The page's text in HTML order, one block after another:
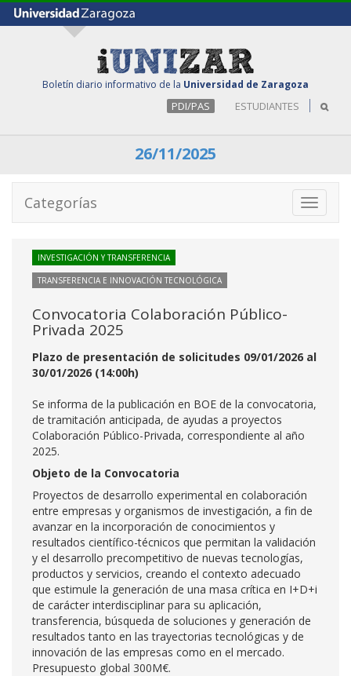
Boletín diario informativo de la Universidad de Zaragoza
PDI/PAS ESTUDIANTES
26/11/2025
Toggle
Categorías
INVESTIGACIÓN Y TRANSFERENCIA
TRANSFERENCIA E INNOVACIÓN TECNOLÓGICA
Convocatoria Colaboración Público-
Privada 2025
Plazo de presentación de solicitudes 09/01/2026 al
30/01/2026 (14:00h)
Se informa de la publicación en BOE de la convocatoria,
de tramitación anticipada, de ayudas a proyectos
Colaboración Público-Privada, correspondiente al año
2025.
Objeto de la Convocatoria
Proyectos de desarrollo experimental en colaboración
entre empresas y organismos de investigación, a fin de
avanzar en la incorporación de conocimientos y
resultados científico-técnicos que permitan la validación
y el desarrollo precompetitivo de nuevas tecnologías,
productos y servicios, creando el contexto adecuado
que estimule la generación de una masa crítica en I+D+i
de carácter interdisciplinar para su aplicación,
transferencia, búsqueda de soluciones y generación de
resultados tanto en las trayectorias tecnológicas y de
innovación de las empresas como en el mercado.
Presupuesto global 300M€.